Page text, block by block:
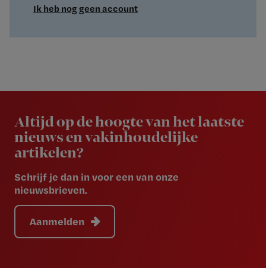
Ik heb nog geen account
Altijd op de hoogte van het laatste
nieuws en vakinhoudelijke
artikelen?
Schrijf je dan in voor een van onze
nieuwsbrieven.
Aanmelden